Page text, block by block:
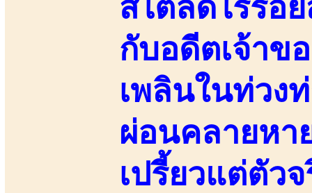
สไตล์ดีไร้รอ
กับอดีตเจ้าข
เพลินในท่วง
ผ่อนคลายหา
เปรี้ยวแต่ตัว